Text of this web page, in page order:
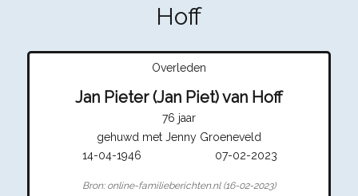
Hoff
Overleden
Jan Pieter (Jan Piet) van Hoff
76 jaar
gehuwd met Jenny Groeneveld
14-04-1946
07-02-2023
Bron: online-familieberichten.nl (16-02-2023)